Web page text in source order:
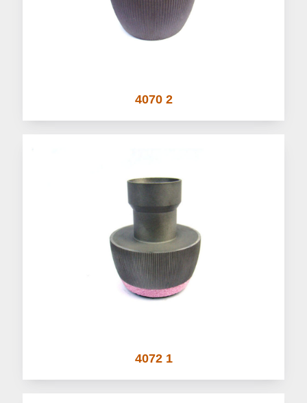
4070 2
4072 1